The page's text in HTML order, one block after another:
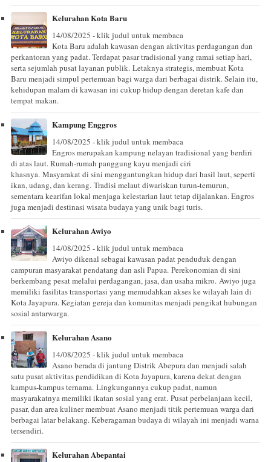
Kelurahan Kota Baru
14/08/2025 - klik judul untuk membaca
Kota Baru adalah kawasan dengan aktivitas perdagangan dan
perkantoran yang padat. Terdapat pasar tradisional yang ramai setiap hari,
serta sejumlah pusat layanan publik. Letaknya strategis, membuat Kota
Baru menjadi simpul pertemuan bagi warga dari berbagai distrik. Selain itu,
kehidupan malam di kawasan ini cukup hidup dengan deretan kafe dan
tempat makan.
Kampung Enggros
14/08/2025 - klik judul untuk membaca
Engros merupakan kampung nelayan tradisional yang berdiri
di atas laut. Rumah-rumah panggung kayu menjadi ciri
khasnya. Masyarakat di sini menggantungkan hidup dari hasil laut, seperti
ikan, udang, dan kerang. Tradisi melaut diwariskan turun-temurun,
sementara kearifan lokal menjaga kelestarian laut tetap dijalankan. Engros
juga menjadi destinasi wisata budaya yang unik bagi turis.
Kelurahan Awiyo
14/08/2025 - klik judul untuk membaca
Awiyo dikenal sebagai kawasan padat penduduk dengan
campuran masyarakat pendatang dan asli Papua. Perekonomian di sini
berkembang pesat melalui perdagangan, jasa, dan usaha mikro. Awiyo juga
memiliki fasilitas transportasi yang memudahkan akses ke wilayah lain di
Kota Jayapura. Kegiatan gereja dan komunitas menjadi pengikat hubungan
sosial antarwarga.
Kelurahan Asano
14/08/2025 - klik judul untuk membaca
Asano berada di jantung Distrik Abepura dan menjadi salah
satu pusat aktivitas pendidikan di Kota Jayapura, karena dekat dengan
kampus-kampus ternama. Lingkungannya cukup padat, namun
masyarakatnya memiliki ikatan sosial yang erat. Pusat perbelanjaan kecil,
pasar, dan area kuliner membuat Asano menjadi titik pertemuan warga dari
berbagai latar belakang. Keberagaman budaya di wilayah ini menjadi warna
tersendiri.
Kelurahan Abepantai